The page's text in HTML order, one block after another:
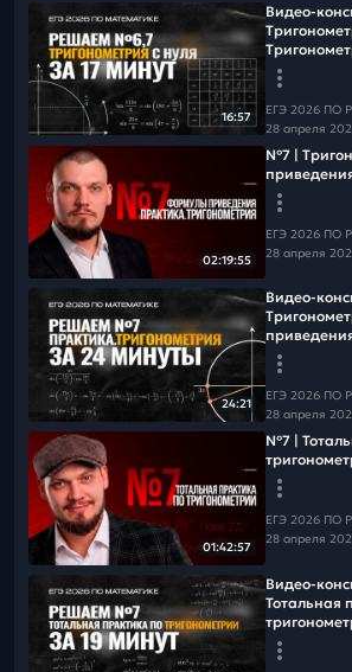
16:57
Видео-
формулы
28 апреля
02:19:55
№7 |
28 апреля
24:21
Видео-
28 апреля
01:42:57
№7 |
28 апреля
Видео-
Тотальная